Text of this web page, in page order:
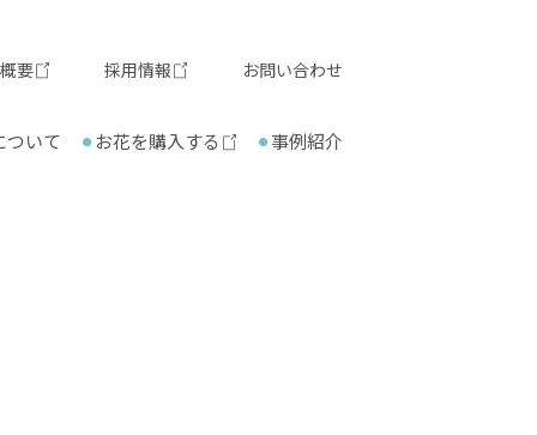
要 採用情報 お問い合わせ
ついて お花を購入する 事例紹介